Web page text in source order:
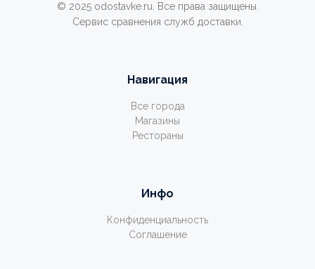
© 2025 odostavke.ru. Все права защищены.
Сервис сравнения служб доставки.
Навигация
Все города
Магазины
Рестораны
Инфо
Конфиденциальность
Соглашение